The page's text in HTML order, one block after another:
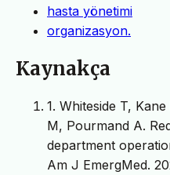
hasta yönetimi
organizasyon.
Kaynakça
1. Whiteside T,
M, Pourmand A.
department
Am J EmergMed.